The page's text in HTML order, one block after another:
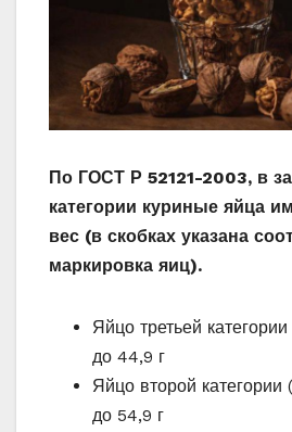
По ГОСТ Р 52121-2003, в
категории куриные яйца
вес (в скобках указана
маркировка яиц).
Яйцо третьей
до 44,9 г
Яйцо второй
до 54,9 г